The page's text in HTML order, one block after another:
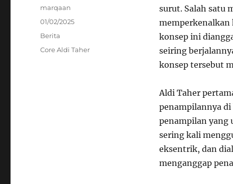
surut. Salah satu
memperkenalkan
konsep ini
seiring
konsep tersebut
Aldi Taher
penampilannya di
penampilan yang
sering kali
eksentrik, dan
menganggap
Author
marqaan
Posted
01/02/2025
Categories
Berita
Tags
Core Aldi Taher